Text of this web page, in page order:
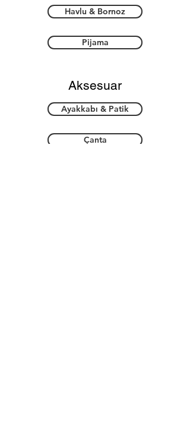
Havlu & Bornoz
Pijama
Aksesuar
Ayakkabı & Patik
Çanta